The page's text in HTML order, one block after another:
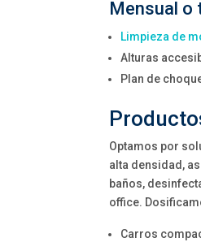
Mensual o
Limpieza de
Alturas
Plan de
Optamos por
alta densidad,
baños,
office.
Carros